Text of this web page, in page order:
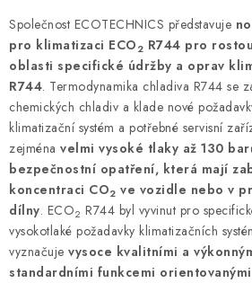
MYCÍ STOLY
BAZAR
Úvod O nás Kariéra Reference
Doprava & platby Kontakty
Obchodní podmínky
Podmínky
Společnost ECOTECHNICS představuje
pro klimatizaci ECO 2 R744 pro
oblasti specifické údržby a oprav
R744. Termodynamika chladiva R744 se
chemických chladiv a klade nové
klimatizační systém a potřebné servisní
zejména velmi vysoké tlaky až 130
bezpečnostní opatření, která mají
koncentraci CO2 ve vozidle nebo v
dílny. ECO2 R744 byl vyvinut pro
vysokotlaké požadavky klimatizačních
vyznačuje vysoce kvalitními a
standardními funkcemi